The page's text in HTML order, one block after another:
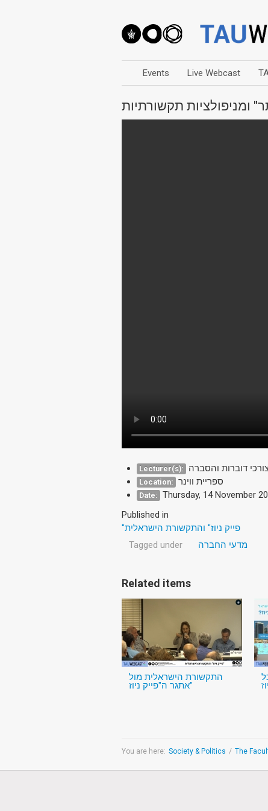
Events Live Webcast
ומניפולציות תקשורתיות
Lecturer(s): דוברות והסברה
Location: ספריית ווינר
Date: Thursday, 14 November
Published in
"פייק ניוז" והתקשורת הישראלית
Tagged under
מדעי החברה
Related items
התקשורת הישראלית מול
אתגר ה"פייק ניוז"
You are here: Society & Politics /